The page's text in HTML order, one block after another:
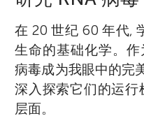
在 20 世纪 60 年代,
生命的基础化学。
病毒成为我眼中的完
深入探索它们的运
层面。